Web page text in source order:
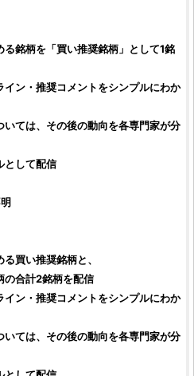
る銘柄を「買い推奨銘柄 」として1銘
イン・推奨コメントをシンプルにわか
いては、その後の動向を各専門家が分
として配信
る買い推奨銘柄と、
の合計2銘柄を配信
イン・推奨コメントをシンプルにわか
いては、その後の動向を各専門家が分